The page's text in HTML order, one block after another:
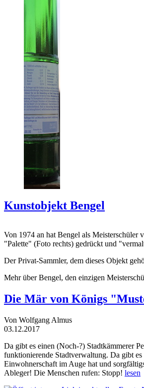
Kunstobjekt Bengel
Von 1974 an hat Bengel als Meisterschüler
"Palette" (Foto rechts) gedrückt und
Der Privat-Sammler, dem dieses Objekt
Mehr über Bengel, den einzigen
Die Mär von Königs
Von Wolfgang Almus
03.12.2017
Da gibt es einen (Noch-?) Stadtkämmerer
funktionierende Stadtverwaltung. Da gibt
Einwohnerschaft im Auge hat und
Ableger! Die Menschen rufen: Stopp! lesen